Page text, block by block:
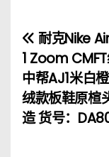
文
章
导
航
耐克Nike
1 Zoom
中帮AJ1米白
绒款板鞋原楦
造 货号：